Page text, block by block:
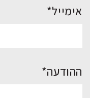
אימייל*
ההודעה*